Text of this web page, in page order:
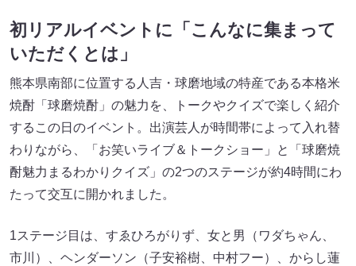
初リアルイベントに「こんなに集まって
いただくとは」
熊本県南部に位置する人吉・球磨地域の特産である本格米
焼酎「球磨焼酎」の魅力を、トークやクイズで楽しく紹介
するこの日のイベント。出演芸人が時間帯によって入れ替
わりながら、「お笑いライブ＆トークショー」と「球磨焼
酎魅力まるわかりクイズ」の2つのステージが約4時間にわ
たって交互に開かれました。
1ステージ目は、すゑひろがりず、女と男（ワダちゃん、
市川）、ヘンダーソン（子安裕樹、中村フー）、からし蓮